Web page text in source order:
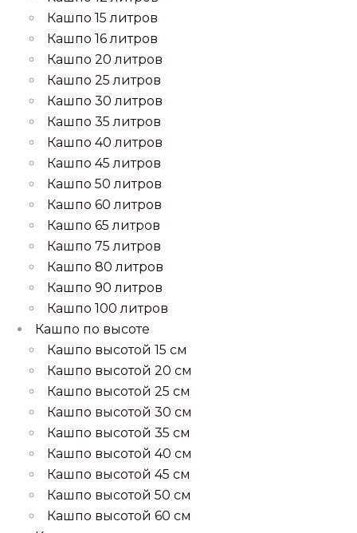
Кашпо 15 литров
Кашпо 16 литров
Кашпо 20 литров
Кашпо 25 литров
Кашпо 30 литров
Кашпо 35 литров
Кашпо 40 литров
Кашпо 45 литров
Кашпо 50 литров
Кашпо 60 литров
Кашпо 65 литров
Кашпо 75 литров
Кашпо 80 литров
Кашпо 90 литров
Кашпо 100 литров
Кашпо по высоте
Кашпо высотой 15 см
Кашпо высотой 20 см
Кашпо высотой 25 см
Кашпо высотой 30 см
Кашпо высотой 35 см
Кашпо высотой 40 см
Кашпо высотой 45 см
Кашпо высотой 50 см
Кашпо высотой 60 см